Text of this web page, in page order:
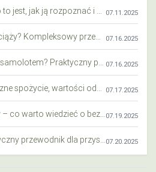
07.11.2025
07.16.2025
07.16.2025
07.17.2025
07.19.2025
07.20.2025